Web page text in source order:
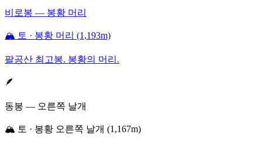
비로봉 — 봉황 머리
🏔️ 토 · 봉황 머리 (1,193m)
팔공산 최고봉. 봉황의 머리.
🪶
동봉 — 오른쪽 날개
🏔️ 토 · 봉황 오른쪽 날개 (1,167m)